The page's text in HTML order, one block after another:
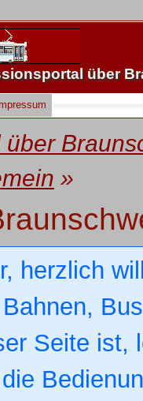
über
Impressum
»
herzlich
Seite